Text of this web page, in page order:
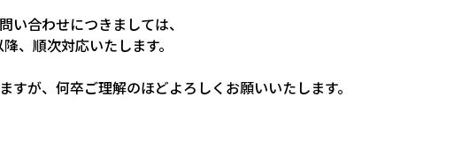
い合わせにつきましては、
、順次対応いたします。
すが、何卒ご理解のほどよろしくお願いいたします。